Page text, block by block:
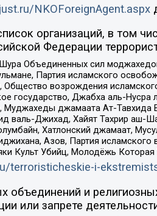
NKOForeignAgent.aspx
организаций, в том
Федерации
Объединенных сил
Партия исламского
возрождения
государство, Джабха аль-
Муджахеды джамаата Ат-
валь-Джихад, Хайят Тахрир аш-
Хатлонский джамаат,
Азов, Партия
Культ Убийц, Молодёжь
terroristicheskie-i-
объединений и
или запрете